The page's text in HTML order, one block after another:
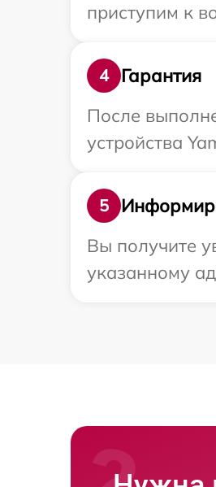
приступим к
4
Гарантия
После
устройства
5
Вы получите
указанному